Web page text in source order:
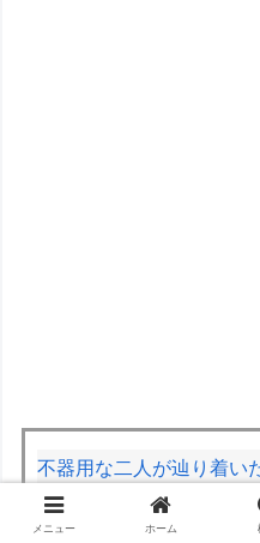
不器用な二人が辿り着い
【熊本地震】発生後に居
メニュー ホーム